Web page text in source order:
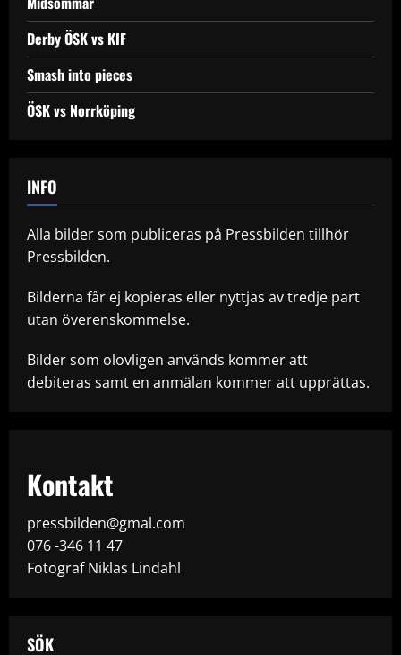
t
i
o
Derby ÖSK vs KIF
Smash into pieces
ÖSK vs Norrköping
INFO
Alla bilder som publiceras på Pressbilden tillhör
Pressbilden.
Bilderna får ej kopieras eller nyttjas av tredje part
utan överenskommelse.
Bilder som olovligen används kommer att
debiteras samt en anmälan kommer att upprättas.
Kontakt
pressbilden@gmal.com
076 -346 11 47
Fotograf Niklas Lindahl
SÖK